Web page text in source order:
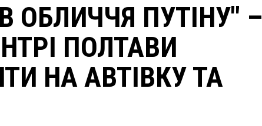
ОБЛИЧЧЯ ПУТІНУ" –
ПОЛТАВИ
НА АВТІВКУ ТА